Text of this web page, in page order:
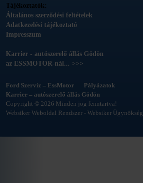
Tájékoztatók:
Általános szerződési feltételek
Adatkezelési tájékoztató
Impresszum
Karrier - autószerelő állás Gödön
az ESSMOTOR-nál... >>>
Ford Szerviz – EssMotor
Pályázatok
Karrier – autószerelő állás Gödön
Copyright © 2026 Minden jog fenntartva!
Websiker Weboldal Rendszer - Websiker Ügynökség.